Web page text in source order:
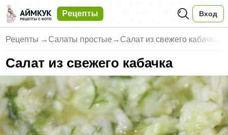
Рецепты Вход
Рецепты → Салаты простые → Салат из свежего кабачка
Салат из свежего кабачка